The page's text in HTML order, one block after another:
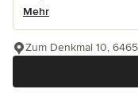
Mehr
Zum Denkmal 10,